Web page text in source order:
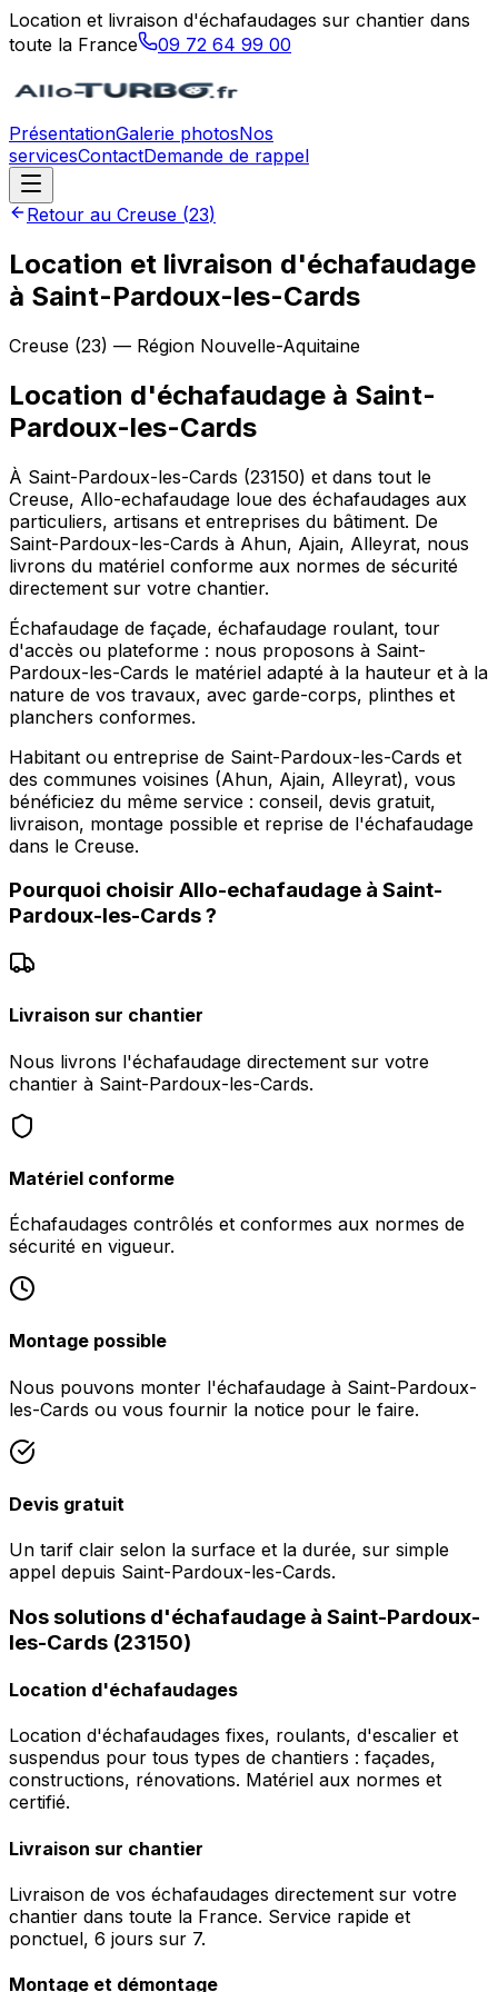
Location et livraison d'échafaudages sur chantier dans
toute la France
09 72 64 99 00
PrésentationGalerie photosNos
servicesContactDemande de rappel
Retour au Creuse (23)
Location et livraison d'échafaudage
à Saint-Pardoux-les-Cards
Creuse (23) — Région Nouvelle-Aquitaine
Location d'échafaudage à Saint-
Pardoux-les-Cards
À Saint-Pardoux-les-Cards (23150) et dans tout le
Creuse, Allo-echafaudage loue des échafaudages aux
particuliers, artisans et entreprises du bâtiment. De
Saint-Pardoux-les-Cards à Ahun, Ajain, Alleyrat, nous
livrons du matériel conforme aux normes de sécurité
directement sur votre chantier.
Échafaudage de façade, échafaudage roulant, tour
d'accès ou plateforme : nous proposons à Saint-
Pardoux-les-Cards le matériel adapté à la hauteur et à la
nature de vos travaux, avec garde-corps, plinthes et
planchers conformes.
Habitant ou entreprise de Saint-Pardoux-les-Cards et
des communes voisines (Ahun, Ajain, Alleyrat), vous
bénéficiez du même service : conseil, devis gratuit,
livraison, montage possible et reprise de l'échafaudage
dans le Creuse.
Pourquoi choisir Allo-echafaudage à Saint-
Pardoux-les-Cards?
Livraison sur chantier
Nous livrons l'échafaudage directement sur votre
chantier à Saint-Pardoux-les-Cards.
Matériel conforme
Échafaudages contrôlés et conformes aux normes de
sécurité en vigueur.
Montage possible
Nous pouvons monter l'échafaudage à Saint-Pardoux-
les-Cards ou vous fournir la notice pour le faire.
Devis gratuit
Un tarif clair selon la surface et la durée, sur simple
appel depuis Saint-Pardoux-les-Cards.
Nos solutions d'échafaudage à Saint-Pardoux-
les-Cards (23150)
Location d'échafaudages
Location d'échafaudages fixes, roulants, d'escalier et
suspendus pour tous types de chantiers : façades,
constructions, rénovations. Matériel aux normes et
certifié.
Livraison sur chantier
Livraison de vos échafaudages directement sur votre
chantier dans toute la France. Service rapide et
ponctuel, 6 jours sur 7.
Montage et démontage